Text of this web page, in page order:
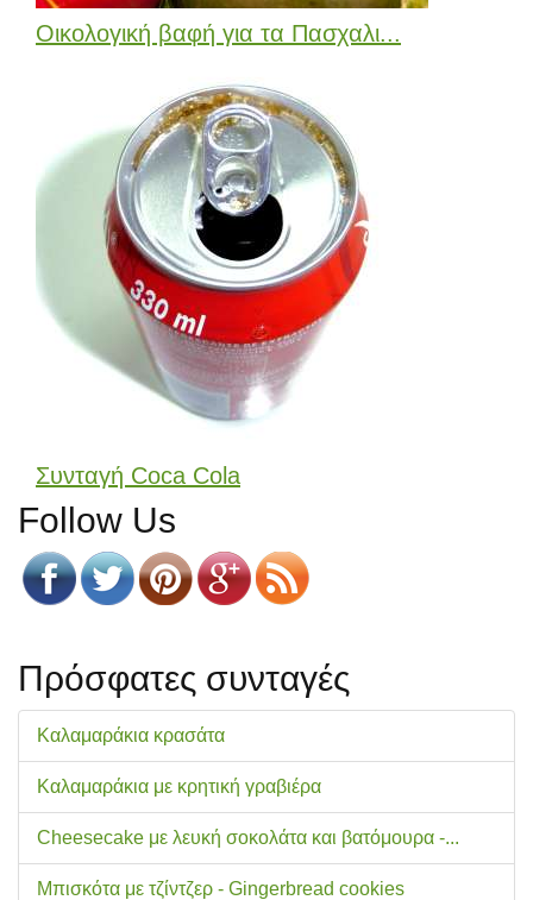
Οικολογική βαφή για τα Πασχαλι...
Συνταγή Coca Cola
Follow Us
Πρόσφατες συνταγές
Καλαμαράκια κρασάτα
Καλαμαράκια με κρητική γραβιέρα
Cheesecake με λευκή σοκολάτα και βατόμουρα -...
Μπισκότα με τζίντζερ - Gingerbread cookies